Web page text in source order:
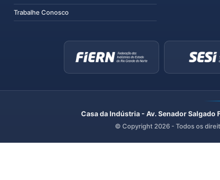
Trabalhe Conosco
Casa da Indústria - Av. Senador
© Copyright 2026 - Todos os